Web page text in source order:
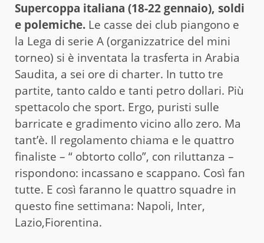
Supercoppa italiana (18-22 gennaio), soldi
e polemiche. Le casse dei club piangono e
la Lega di serie A (organizzatrice del mini
torneo) si è inventata la trasferta in Arabia
Saudita, a sei ore di charter. In tutto tre
partite, tanto caldo e tanti petro dollari. Più
spettacolo che sport. Ergo, puristi sulle
barricate e gradimento vicino allo zero. Ma
tant’è. Il regolamento chiama e le quattro
finaliste – “ obtorto collo”, con riluttanza –
rispondono: incassano e scappano. Così fan
tutte. E così faranno le quattro squadre in
questo fine settimana: Napoli, Inter,
Lazio,Fiorentina.